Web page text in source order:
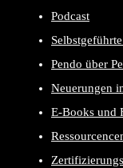
Podcast
Pendo über
Neuerungen
E-Books und